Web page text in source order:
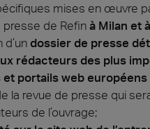
mises en œuvre
presse de Refinà Milan et
dossier de presse
rédacteurs des plus
et portails web européens
la revue de presse qui
de l’ouvrage;